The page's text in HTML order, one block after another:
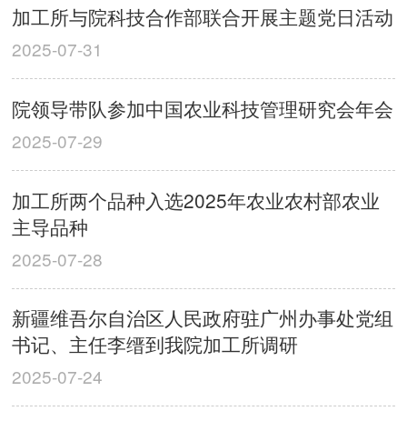
加工所与院科技合作部联合开展主题党日活动
2025-07-31
院领导带队参加中国农业科技管理研究会年会
2025-07-29
加工所两个品种入选2025年农业农村部农业
主导品种
2025-07-28
新疆维吾尔自治区人民政府驻广州办事处党组
书记、主任李缙到我院加工所调研
2025-07-24